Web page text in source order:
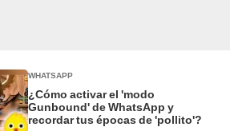
WHATSAPP
¿Cómo activar el 'modo
Gunbound' de WhatsApp y
recordar tus épocas de 'pollito'?